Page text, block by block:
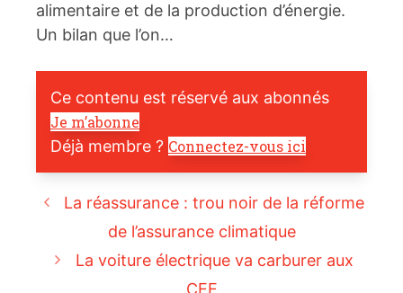
alimentaire et de la production d’énergie.
Un bilan que l’on…
Ce contenu est réservé aux abonnés
Je m’abonne
Déjà membre ? Connectez-vous ici
La réassurance : trou noir de la réforme
de l’assurance climatique
La voiture électrique va carburer aux
CEE